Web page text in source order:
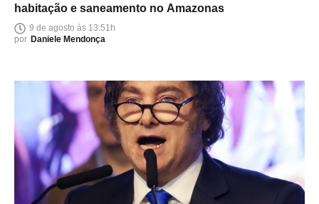
habitação e saneamento no Amazonas
9 de agosto às 13:51h
por Daniele Mendonça